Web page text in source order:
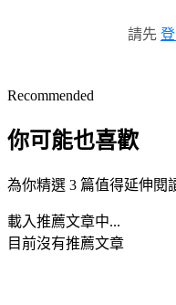
請先
Recommended
你可能也喜歡
為你精選 3 篇值得延伸閱
載入推薦文章中...
目前沒有推薦文章